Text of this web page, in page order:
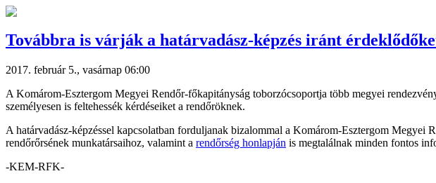
Továbbra is várják a határvadász-képzés iránt
2017. február 5., vasárnap 06:00
A Komárom-Esztergom Megyei Rendőr-főkapitányság toborzócsoportja több megyei
személyesen is feltehessék kérdéseiket a rendőröknek.
A határvadász-képzéssel kapcsolatban forduljanak bizalommal a Komárom-Esztergom
rendőrőrsének munkatársaihoz, valamint a rendőrség honlapján is megtalálnak minden fontos
-KEM-RFK-